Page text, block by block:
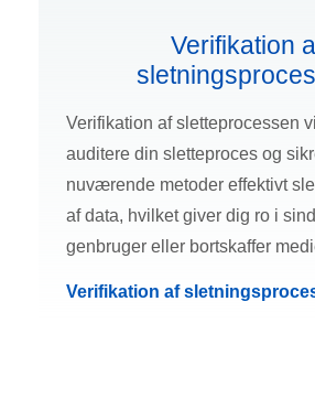
Verifikation
Verifikation af sletteprocessen
auditere din sletteproces og
nuværende metoder effektivt
af data, hvilket giver dig ro i
genbruger eller bortskaffer
Verifikation af